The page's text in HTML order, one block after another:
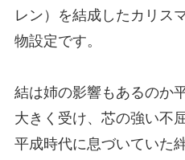
レン）を結成したカリス
物設定です。
結は姉の影響もあるのか
大きく受け、芯の強い不
平成時代に息づいていた